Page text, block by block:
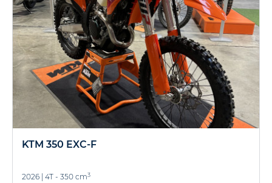
KTM 350 EXC-F
2026 4T - 350 cm3